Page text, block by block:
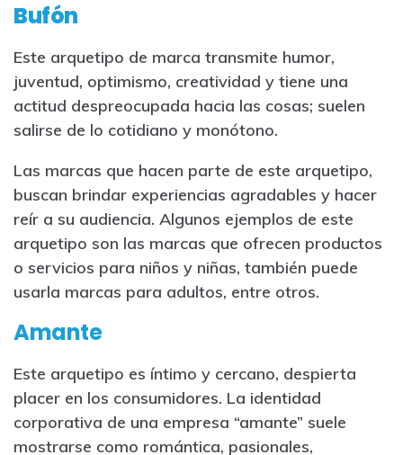
Bufón
Este arquetipo de marca transmite humor,
juventud, optimismo, creatividad y tiene una
actitud despreocupada hacia las cosas; suelen
salirse de lo cotidiano y monótono.
Las marcas que hacen parte de este arquetipo,
buscan brindar experiencias agradables y hacer
reír a su audiencia. Algunos ejemplos de este
arquetipo son las marcas que ofrecen productos
o servicios para niños y niñas, también puede
usarla marcas para adultos, entre otros.
Amante
Este arquetipo es íntimo y cercano, despierta
placer en los consumidores. La identidad
corporativa de una empresa “amante” suele
mostrarse como romántica, pasionales,